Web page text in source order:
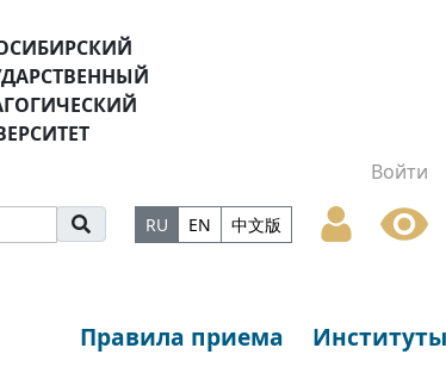
Войти
RU EN 中文版
Правила приема